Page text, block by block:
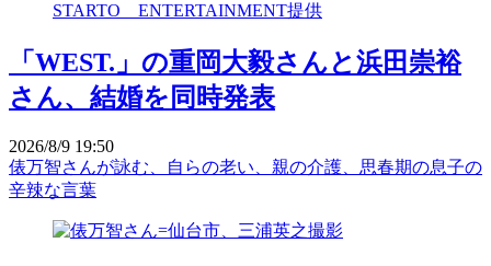
「WEST.」の重岡大毅さんと浜田崇裕
さん、結婚を同時発表
2026/8/9 19:50
俵万智さんが詠む、自らの老い、親の介護、思春期の息子の
辛辣な言葉